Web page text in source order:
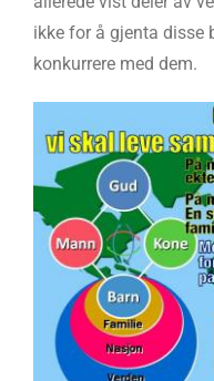
ikke for å gjenta disse
konkurrere med dem.